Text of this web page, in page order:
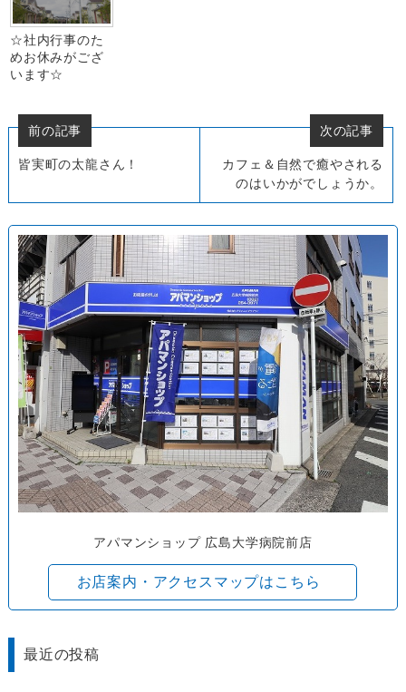
☆社内行事のた
めお休みがござ
います☆
前の記事
皆実町の太龍さん！
次の記事
カフェ＆自然で癒やされる
のはいかがでしょうか。
アパマンショップ 広島大学病院前店
お店案内・アクセスマップはこちら
最近の投稿